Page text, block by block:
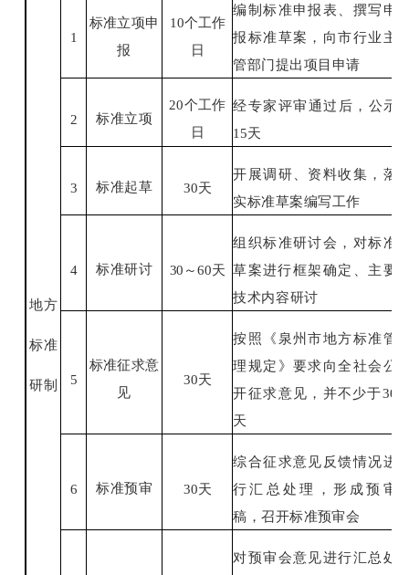
地方
标准
研制
1
标准立项申
报
10个工作
日
编制标准申报表、撰写申
报标准草案，向市行业主
管部门提出项目申请
2 标准立项
20个工作
日
经专家评审通过后，公示
15天
3 标准起草 30天
开展调研、资料收集，落
实标准草案编写工作
4 标准研讨 30 ～60天
组织标准研讨会，对标准
草案进行框架确定、主要
技术内容研讨
5
标准征求意
见
30天
按照《泉州市地方标准管
理规定》要求向全社会公
开征求意 见，并不少于30
天
6 标准预审 30天
综合征求意见反馈情况进
行汇总处理，形成预审
稿，召开标准预审会
对预审会意见进行汇总处